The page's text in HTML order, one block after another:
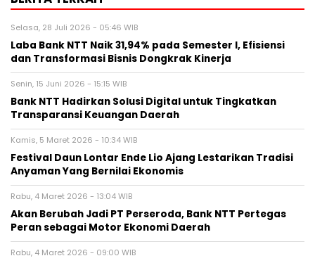
Selasa, 28 Juli 2026 - 05:46 WIB
Laba Bank NTT Naik 31,94% pada Semester I, Efisiensi
dan Transformasi Bisnis Dongkrak Kinerja
Senin, 15 Juni 2026 - 15:15 WIB
Bank NTT Hadirkan Solusi Digital untuk Tingkatkan
Transparansi Keuangan Daerah
Kamis, 5 Maret 2026 - 10:34 WIB
Festival Daun Lontar Ende Lio Ajang Lestarikan Tradisi
Anyaman Yang Bernilai Ekonomis
Rabu, 4 Maret 2026 - 13:04 WIB
Akan Berubah Jadi PT Perseroda, Bank NTT Pertegas
Peran sebagai Motor Ekonomi Daerah
Rabu, 4 Maret 2026 - 09:00 WIB